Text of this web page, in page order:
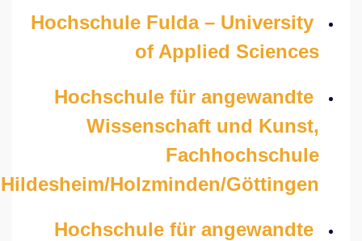
Hochschule Fulda – University
of Applied Sciences
Hochschule für angewandte
Wissenschaft und Kunst,
Fachhochschule
Hildesheim/Holzminden/Göttingen
Hochschule für angewandte